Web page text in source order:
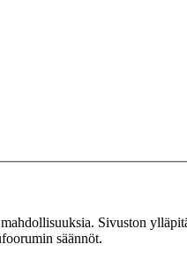
Sivuston
säännöt.